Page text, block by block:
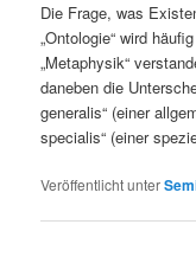
Die Frage, was
„Ontologie“ wird
„Metaphysik“
daneben die
generalis“ (einer
specialis“ (einer
Veröffentlicht unter